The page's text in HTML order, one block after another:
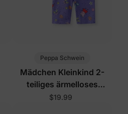
Peppa Schwein
Mädchen Kleinkind 2-
teiliges ärmelloses
Schmetterlingsset Lila
$19.99